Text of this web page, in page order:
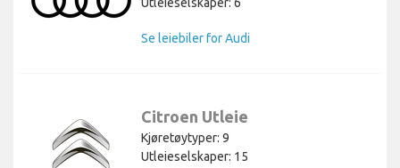
Se leiebiler for Audi
Citroen Utleie
Kjøretøytyper: 9
Utleieselskaper: 15